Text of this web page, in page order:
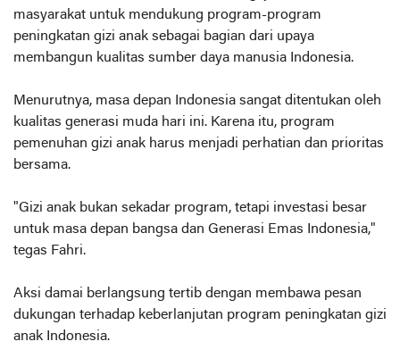
masyarakat untuk mendukung program-program
peningkatan gizi anak sebagai bagian dari upaya
membangun kualitas sumber daya manusia Indonesia.
Menurutnya, masa depan Indonesia sangat ditentukan oleh
kualitas generasi muda hari ini. Karena itu, program
pemenuhan gizi anak harus menjadi perhatian dan prioritas
bersama.
"Gizi anak bukan sekadar program, tetapi investasi besar
untuk masa depan bangsa dan Generasi Emas Indonesia,"
tegas Fahri.
Aksi damai berlangsung tertib dengan membawa pesan
dukungan terhadap keberlanjutan program peningkatan gizi
anak Indonesia.